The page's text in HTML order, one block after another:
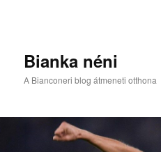
Bianka néni
A Bianconeri blog átmeneti otthona